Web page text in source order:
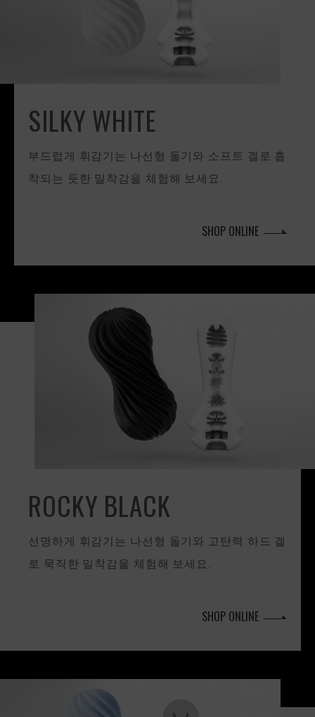
SILKY WHITE
부드럽게 휘감기는 나선형 돌기와 소프트 겔로 흡
착되는 듯한 밀착감을 체험해 보세요.
SHOP ONLINE
ROCKY BLACK
선명하게 휘감기는 나선형 돌기와 고탄력 하드 겔
로 묵직한 밀착감을 체험해 보세요.
SHOP ONLINE